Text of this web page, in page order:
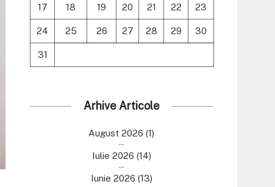
17 18 19 20 21 22 23
24 25 26 27 28 29 30
31
Arhive Articole
August 2026 (1)
Iulie 2026 (14)
Iunie 2026 (13)